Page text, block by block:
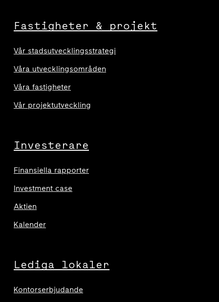
Fastigheter & projekt
Vår stadsutvecklingsstrategi
Våra utvecklingsområden
Våra fastigheter
Vår projektutveckling
Investerare
Finansiella rapporter
Investment case
Aktien
Kalender
Lediga lokaler
Kontorserbjudande